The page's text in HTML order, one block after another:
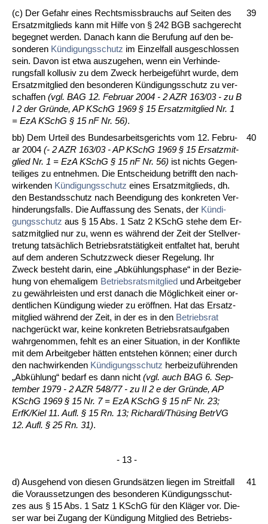
(c) Der Ge­fahr ei­nes Rechts­miss­brauchs auf Sei­ten des
Er­satz­mit­glieds kann mit Hil­fe von § 242 BGB sach­ge­recht
be­geg­net wer­den. Da­nach kann die Be­ru­fung auf den be­
son­de­ren Kündi­gungs­schutz im Ein­zel­fall aus­ge­schlos­sen
sein. Da­von ist et­wa aus­zu­ge­hen, wenn ein Ver­hin­de­
rungs­fall kol­lu­siv zu dem Zweck her­bei­geführt wur­de, dem
Er­satz­mit­glied den be­son­de­ren Kündi­gungs­schutz zu ver­
schaf­fen (vgl. BAG 12. Fe­bru­ar 2004 - 2 AZR 163/03 - zu B
I 2 der Gründe, AP KSchG 1969 § 15 Er­satz­mit­glied Nr. 1
= EzA KSchG § 15 nF Nr. 56).
39
bb) Dem Ur­teil des Bun­des­ar­beits­ge­richts vom 12. Fe­bru­
ar 2004 (- 2 AZR 163/03 - AP KSchG 1969 § 15 Er­satz­mit­
glied Nr. 1 = EzA KSchG § 15 nF Nr. 56) ist nichts Ge­gen­
tei­li­ges zu ent­neh­men. Die Ent­schei­dung be­trifft den nach­
wir­ken­den Kündi­gungs­schutz ei­nes Er­satz­mit­glieds, dh.
den Be­stands­schutz nach Be­en­di­gung des kon­kre­ten Ver­
hin­de­rungs­falls. Die Auf­fas­sung des Se­nats, der Kündi­
gungs­schutz aus § 15 Abs. 1 Satz 2 KSchG ste­he dem Er­
satz­mit­glied nur zu, wenn es während der Zeit der Stell­ver­
tre­tung tatsächlich Be­triebs­ratstätig­keit ent­fal­tet hat, be­ruht
auf dem an­de­ren Schutz­zweck die­ser Re­ge­lung. Ihr
Zweck be­steht dar­in, ei­ne „Abkühlungs­pha­se“ in der Be­zie­
hung von ehe­ma­li­gem Be­triebs­rats­mit­glied und Ar­beit­ge­ber
zu gewähr­leis­ten und erst da­nach die Möglich­keit ei­ner or­
dent­li­chen Kündi­gung wie­der zu eröff­nen. Hat das Er­satz­
mit­glied während der Zeit, in der es in den Be­triebs­rat
nach­ge­rückt war, kei­ne kon­kre­ten Be­triebs­rats­auf­ga­ben
wahr­ge­nom­men, fehlt es an ei­ner Si­tua­ti­on, in der Kon­flik­te
mit dem Ar­beit­ge­ber hätten ent­ste­hen können; ei­ner durch
den nach­wir­ken­den Kündi­gungs­schutz her­bei­zuführen­den
„Abküh­lung“ be­darf es dann nicht (vgl. auch BAG 6. Sep­
tem­ber 1979 - 2 AZR 548/77 - zu II 2 e der Gründe, AP
KSchG 1969 § 15 Nr. 7 = EzA KSchG § 15 nF Nr. 23;
ErfK/Kiel 11. Aufl. § 15 Rn. 13; Ri­char­di/Thüsing Be­trVG
12. Aufl. § 25 Rn. 31).
- 13 -
40
d) Aus­ge­hend von die­sen Grundsätzen lie­gen im Streit­fall
die Vor­aus­set­zun­gen des be­son­de­ren Kündi­gungs­schut­
zes aus § 15 Abs. 1 Satz 1 KSchG für den Kläger vor. Die­
ser war bei Zu­gang der Kündi­gung Mit­glied des Be­triebs­
41